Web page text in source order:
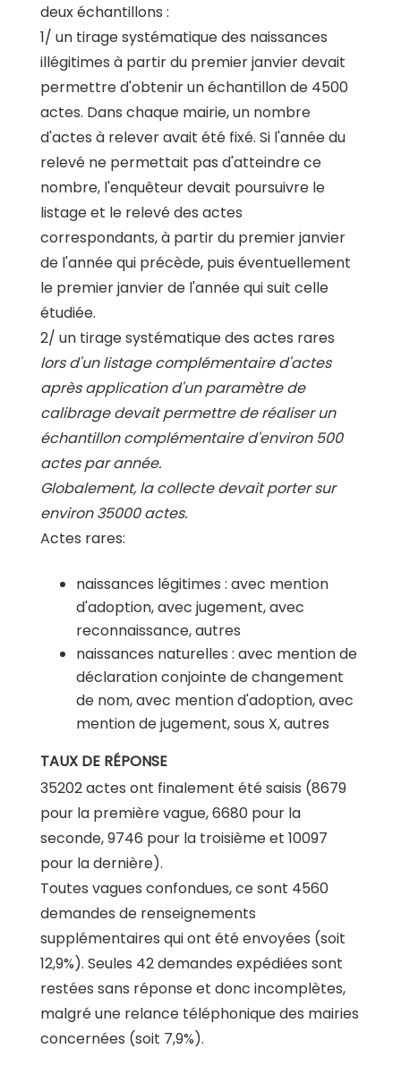
deux échantillons :
1/ un tirage systématique des naissances
illégitimes à partir du premier janvier devait
permettre d'obtenir un échantillon de 4500
actes. Dans chaque mairie, un nombre
d'actes à relever avait été fixé. Si l'année du
relevé ne permettait pas d'atteindre ce
nombre, l'enquêteur devait poursuivre le
listage et le relevé des actes
correspondants, à partir du premier janvier
de l'année qui précède, puis éventuellement
le premier janvier de l'année qui suit celle
étudiée.
2/ un tirage systématique des actes rares
lors d'un listage complémentaire d'actes
après application d'un paramètre de
calibrage devait permettre de réaliser un
échantillon complémentaire d'environ 500
actes par année.
Globalement, la collecte devait porter sur
environ 35000 actes.
Actes rares:
naissances légitimes : avec mention
d'adoption, avec jugement, avec
reconnaissance, autres
naissances naturelles : avec mention de
déclaration conjointe de changement
de nom, avec mention d'adoption, avec
mention de jugement, sous X, autres
TAUX DE RÉPONSE
35202 actes ont finalement été saisis (8679
pour la première vague, 6680 pour la
seconde, 9746 pour la troisième et 10097
pour la dernière).
Toutes vagues confondues, ce sont 4560
demandes de renseignements
supplémentaires qui ont été envoyées (soit
12,9%). Seules 42 demandes expédiées sont
restées sans réponse et donc incomplètes,
malgré une relance téléphonique des mairies
concernées (soit 7,9%).